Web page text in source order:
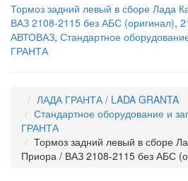
Тормоз задний левый в сборе Лада
ВАЗ 2108-2115 без АБС (оригинал),
АВТОВАЗ, Стандартное
ГРАНТА
ЛАДА ГРАНТА / LADA GRANTA
Стандартное оборудование и
ГРАНТА
Тормоз задний левый в сборе
Приора / ВАЗ 2108-2115 без АБС